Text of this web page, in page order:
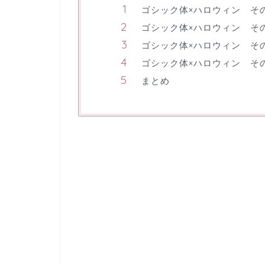
ゴシック体×ハロウィン そ
ゴシック体×ハロウィン そ
ゴシック体×ハロウィン そ
ゴシック体×ハロウィン そ
まとめ